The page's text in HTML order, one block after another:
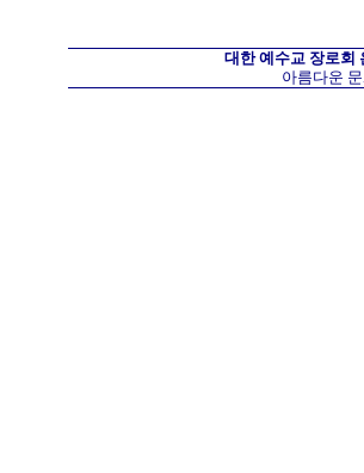
대한 예수교 장로회
아름다운